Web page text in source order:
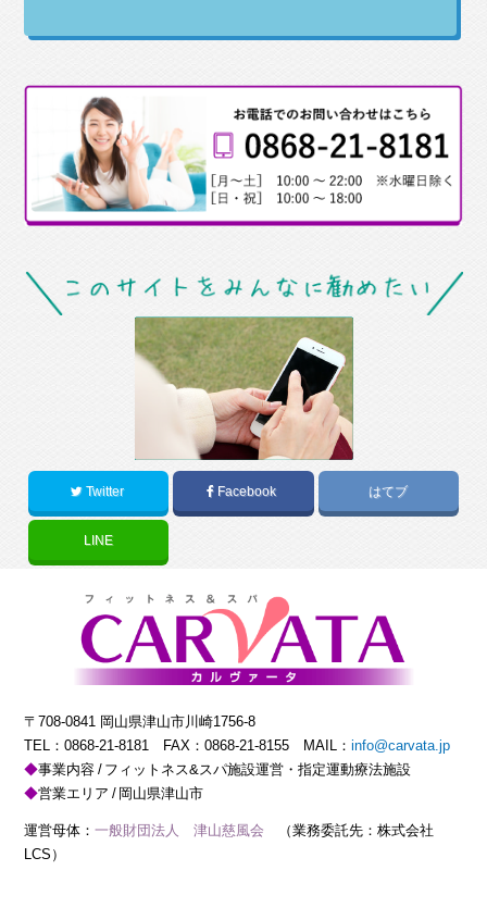
Twitter Facebook はてブ
LINE
〒708-0841 岡山県津山市川崎1756-8
TEL：0868-21-8181 FAX：0868-21-8155 MAIL：info@carvata.jp
事業内容
フィットネス&スパ施設運営・指定運動療法施設
営業エリア
岡山県津山市
運営母体：一般財団法人 津山慈風会
（業務委託先：株式会社
LCS）